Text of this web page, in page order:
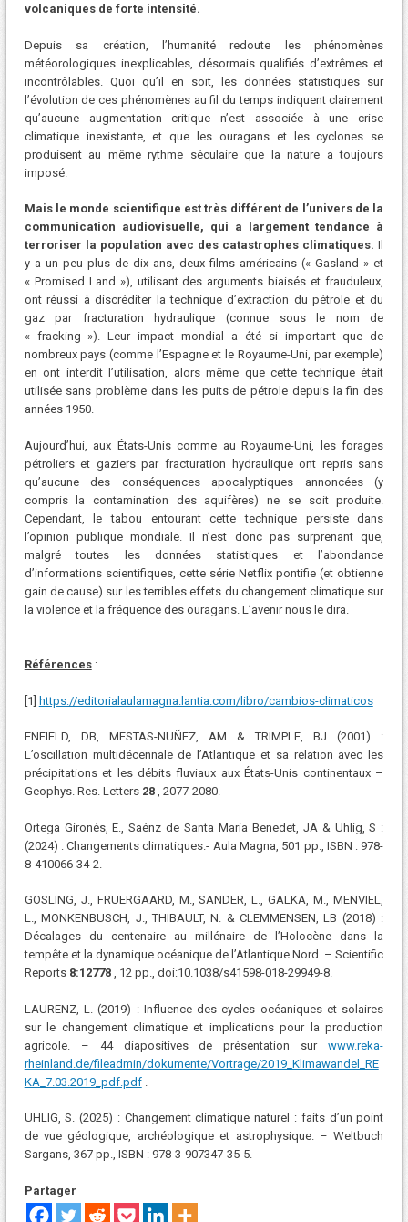
volcaniques de forte intensité.
Depuis sa création, l’humanité redoute les phénomènes
météorologiques inexplicables, désormais qualifiés d’extrêmes et
incontrôlables. Quoi qu’il en soit, les données statistiques sur
l’évolution de ces phénomènes au fil du temps indiquent clairement
qu’aucune augmentation critique n’est associée à une crise
climatique inexistante, et que les ouragans et les cyclones se
produisent au même rythme séculaire que la nature a toujours
imposé.
Mais le monde scientifique est très différent de l’univers de la
communication audiovisuelle, qui a largement tendance à
terroriser la population avec des catastrophes climatiques. Il
y a un peu plus de dix ans, deux films américains (« Gasland » et
« Promised Land »), utilisant des arguments biaisés et frauduleux,
ont réussi à discréditer la technique d’extraction du pétrole et du
gaz par fracturation hydraulique (connue sous le nom de
« fracking »). Leur impact mondial a été si important que de
nombreux pays (comme l’Espagne et le Royaume-Uni, par exemple)
en ont interdit l’utilisation, alors même que cette technique était
utilisée sans problème dans les puits de pétrole depuis la fin des
années 1950.
Aujourd’hui, aux États-Unis comme au Royaume-Uni, les forages
pétroliers et gaziers par fracturation hydraulique ont repris sans
qu’aucune des conséquences apocalyptiques annoncées (y
compris la contamination des aquifères) ne se soit produite.
Cependant, le tabou entourant cette technique persiste dans
l’opinion publique mondiale. Il n’est donc pas surprenant que,
malgré toutes les données statistiques et l’abondance
d’informations scientifiques, cette série Netflix pontifie (et obtienne
gain de cause) sur les terribles effets du changement climatique sur
la violence et la fréquence des ouragans. L’avenir nous le dira.
Références:
[1] https://editorialaulamagna.lantia.com/libro/cambios-climaticos
ENFIELD, DB, MESTAS-NUÑEZ, AM & TRIMPLE, BJ (2001) :
L’oscillation multidécennale de l’Atlantique et sa relation avec les
précipitations et les débits fluviaux aux États-Unis continentaux –
Geophys. Res. Letters 28, 2077-2080.
Ortega Gironés, E., Saénz de Santa María Benedet, JA & Uhlig, S :
(2024) : Changements climatiques.- Aula Magna, 501 pp., ISBN : 978-
8-410066-34-2.
GOSLING, J., FRUERGAARD, M., SANDER, L., GALKA, M., MENVIEL,
L., MONKENBUSCH, J., THIBAULT, N. & CLEMMENSEN, LB (2018) :
Décalages du centenaire au millénaire de l’Holocène dans la
tempête et la dynamique océanique de l’Atlantique Nord. – Scientific
Reports 8:12778, 12 pp., doi:10.1038/s41598-018-29949-8.
LAURENZ, L. (2019) : Influence des cycles océaniques et solaires
sur le changement climatique et implications pour la production
agricole. – 44 diapositives de présentation surwww.reka-
rheinland.de/fileadmin/dokumente/Vortrage/2019_Klimawandel_RE
KA_7.03.2019_pdf.pdf.
UHLIG, S. (2025) : Changement climatique naturel : faits d’un point
de vue géologique, archéologique et astrophysique. – Weltbuch
Sargans, 367 pp., ISBN : 978-3-907347-35-5.
Partager